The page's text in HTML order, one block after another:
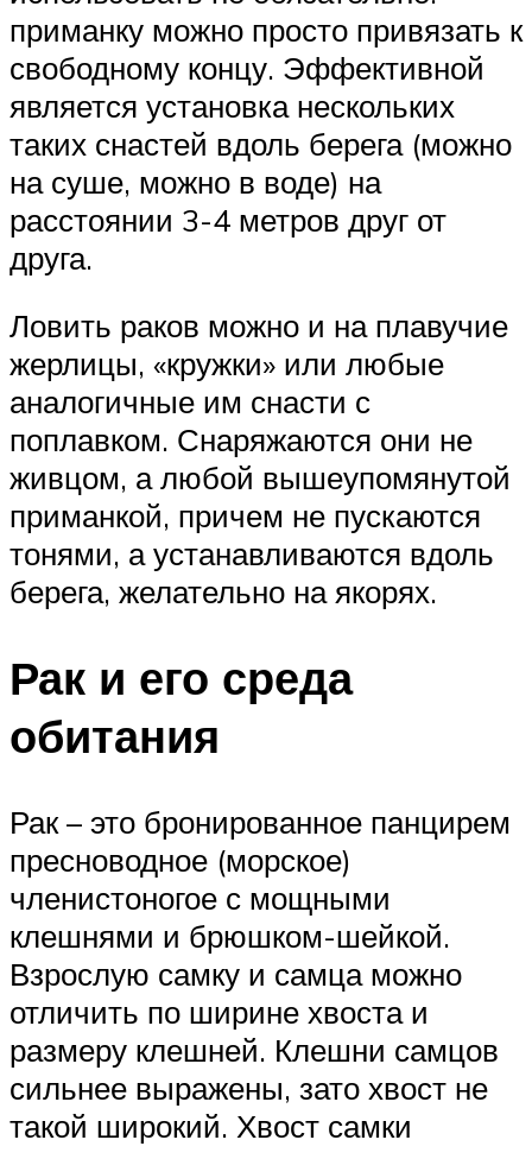
приманку можно просто привязать к
свободному концу. Эффективной
является установка нескольких
таких снастей вдоль берега (можно
на суше, можно в воде) на
расстоянии 3-4 метров друг от
друга.
Ловить раков можно и на плавучие
жерлицы, «кружки» или любые
аналогичные им снасти с
поплавком. Снаряжаются они не
живцом, а любой вышеупомянутой
приманкой, причем не пускаются
тонями, а устанавливаются вдоль
берега, желательно на якорях.
Рак и его среда
обитания
Рак – это бронированное панцирем
пресноводное (морское)
членистоногое с мощными
клешнями и брюшком-шейкой.
Взрослую самку и самца можно
отличить по ширине хвоста и
размеру клешней. Клешни самцов
сильнее выражены, зато хвост не
такой широкий. Хвост самки